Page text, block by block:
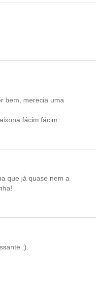
bem, merecia uma
fácim fácim
que já quase nem a
:).